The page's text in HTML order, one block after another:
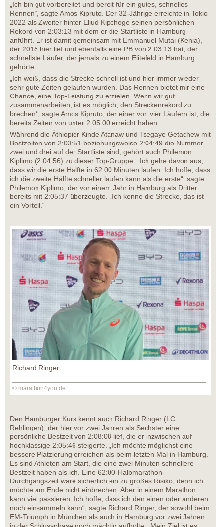
„Ich bin gut vorbereitet und bereit für ein gutes, schnelles
Rennen“, sagte Amos Kipruto. Der 32-Jährige erreichte in Tokio
2022 als Zweiter hinter Eliud Kipchoge seinen persönlichen
Rekord von 2:03:13 mit dem er die Startliste in Hamburg
anführt. Er ist damit gemeinsam mit Emmanuel Mutai (Kenia),
der 2018 hier lief und ebenfalls eine PB von 2:03:13 hat, der
schnellste Läufer, der jemals zu einem Elitefeld in Hamburg
gehörte.
„Ich weiß, dass die Strecke schnell ist und hier immer wieder
sehr gute Zeiten gelaufen wurden. Das Rennen bietet mir eine
Chance, eine Top-Leistung zu erzielen. Wenn wir gut
zusammenarbeiten, ist es möglich, den Streckenrekord zu
brechen“, sagte Amos Kipruto, der einer von vier Läufern ist, die
bereits Zeiten von unter 2:05:00 erreicht haben.
Während die Äthiopier Kinde Atanaw und Tsegaye Getachew mit
Bestzeiten von 2:03:51 beziehungsweise 2:04:49 die Nummer
zwei und drei auf der Startliste sind, gehört auch Philemon
Kiplimo (2:04:56) zu dieser Top-Gruppe. „Ich gehe davon aus,
dass wir die erste Hälfte in 62:00 Minuten laufen. Ich hoffe, dass
ich die zweite Hälfte schneller laufen kann als die erste“, sagte
Philemon Kiplimo, der vor einem Jahr in Hamburg als Dritter
bereits mit 2:05:37 überzeugte. „Ich kenne die Strecke, das ist
ein Vorteil.“
Richard Ringer
© marathon4you.de
Den Hamburger Kurs kennt auch Richard Ringer (LC
Rehlingen), der hier vor zwei Jahren als Sechster eine
persönliche Bestzeit von 2:08:08 lief, die er inzwischen auf
hochklassige 2:05:46 steigerte. „Ich möchte möglichst eine
bessere Platzierung erreichen als beim letzten Mal in Hamburg.
Es sind Athleten am Start, die eine zwei Minuten schnellere
Bestzeit haben als ich. Eine 62:00-Halbmarathon-
Durchgangszeit wäre sicherlich ein zu großes Risiko, denn ich
möchte am Ende nicht einbrechen. Aber in einem Marathon
kann viel passieren. Ich hoffe, dass ich den einen oder anderen
noch einsammeln kann“, sagte Richard Ringer, der sowohl beim
EM-Triumph in München als auch in Hamburg vor zwei Jahren
in der Schlussphase noch mächtig aufholte. „Mein Ziel ist es,